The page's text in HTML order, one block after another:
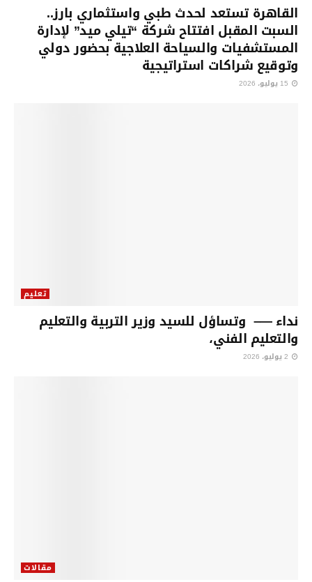
القاهرة تستعد لحدث طبي واستثماري بارز..
السبت المقبل افتتاح شركة “تيلي ميد” لإدارة
المستشفيات والسياحة العلاجية بحضور دولي
وتوقيع شراكات استراتيجية
تعليم
نداء —– وتساؤل للسيد وزير التربية والتعليم
والتعليم الفني،
مقالات